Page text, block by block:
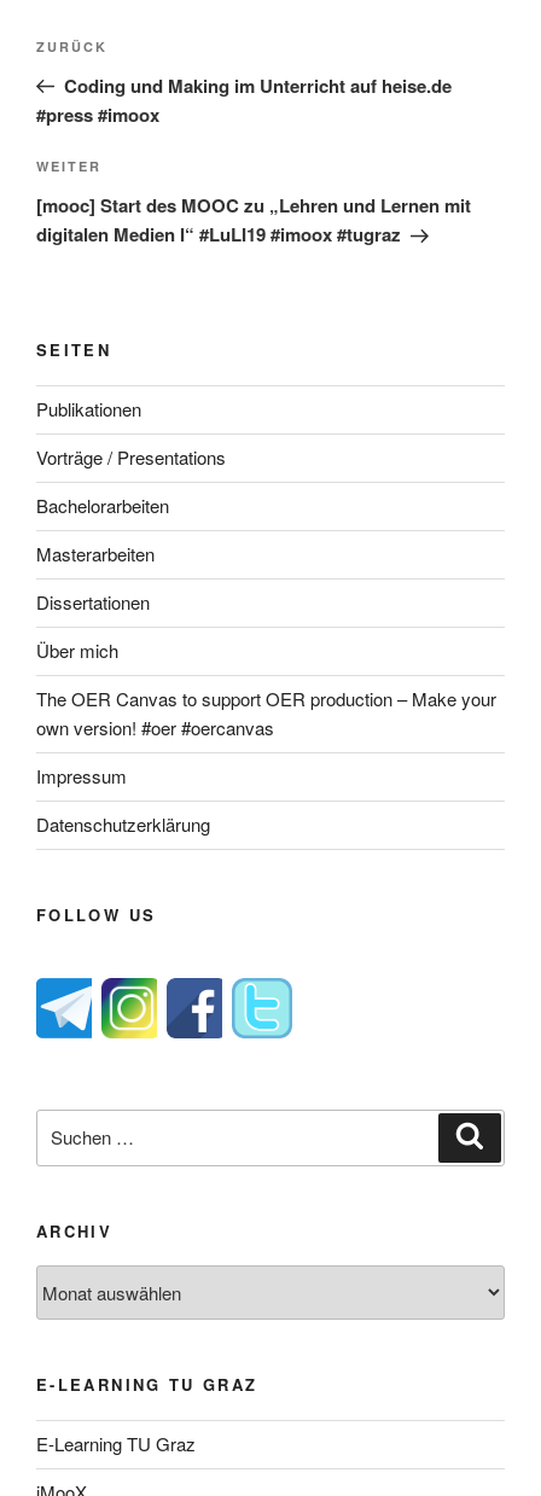
Beitragsnavigation
Vorheriger
Beitrag
ZURÜCK
Coding und Making im Unterricht auf heise.de
#press #imoox
Nächster
Beitrag
WEITER
[mooc] Start des MOOC zu „Lehren und Lernen mit
digitalen Medien I“ #LuLI19 #imoox #tugraz
SEITEN
Publikationen
Vorträge / Presentations
Bachelorarbeiten
Masterarbeiten
Dissertationen
Über mich
The OER Canvas to support OER production – Make your
own version! #oer #oercanvas
Impressum
Datenschutzerklärung
FOLLOW US
nach:
ARCHIV
E-LEARNING TU GRAZ
E-Learning TU Graz